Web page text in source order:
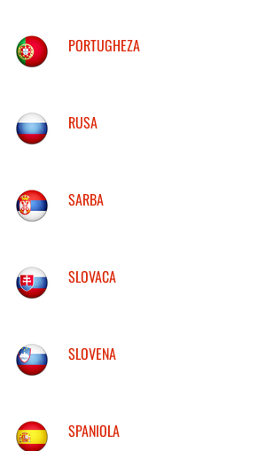
PORTUGHEZA
RUSA
SARBA
SLOVACA
SLOVENA
SPANIOLA